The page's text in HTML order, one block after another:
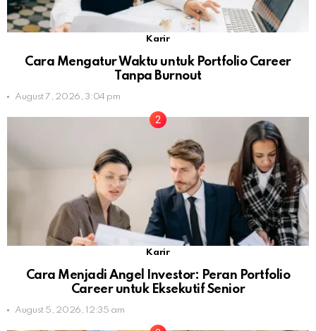
Karir
Cara Mengatur Waktu untuk Portfolio Career
Tanpa Burnout
August 7, 2026, 3:04 pm
Karir
Cara Menjadi Angel Investor: Peran Portfolio
Career untuk Eksekutif Senior
August 5, 2026, 12:35 am